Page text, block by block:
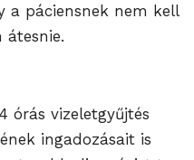
a páciensnek nem kell
átesnie.
órás vizeletgyűjtés
ingadozásait is